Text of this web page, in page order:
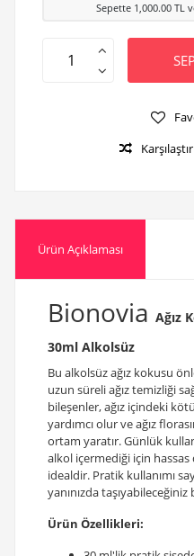
Sepette 1,000.00 TL
Ürün Açıklaması
Bionovia Ağız
30ml Alkolsüz
Bu alkolsüz ağız kokusu
uzun süreli ağız temizliği
bileşenler, ağız içindeki
yardımcı olur ve ağız
ortam yaratır. Günlük
alkol içermediği için hassas
idealdir. Pratik kullanımı
yanınızda
Ürün Özellikleri: